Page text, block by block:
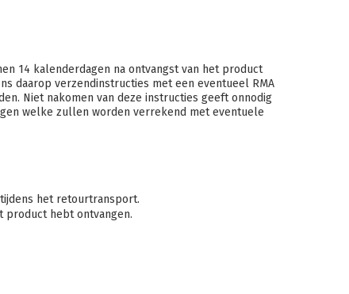
14 kalenderdagen na ontvangst van het product
daarop verzendinstructies met een eventueel RMA
Niet nakomen van deze instructies geeft onnodig
welke zullen worden verrekend met eventuele
het retourtransport.
product hebt ontvangen.